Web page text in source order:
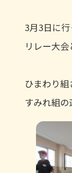
3月3日に
リレー大
ひまわり
すみれ組